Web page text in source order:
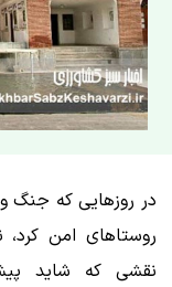
در روزهایی که جنگ
روستاهای امن کرد،
نقشی که شاید